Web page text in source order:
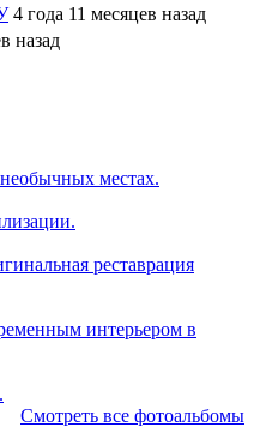
4 года 11 месяцев назад
назад
местах.
реставрация
интерьером в
Смотреть все фотоальбомы